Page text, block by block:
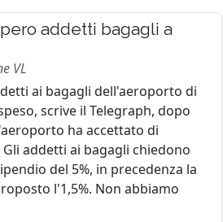
addetti bagagli a
VL
ai bagagli dell'aeroporto di
scrive il Telegraph, dopo
ha accettato di
addetti ai bagagli chiedono
del 5%, in precedenza la
l'1,5%. Non abbiamo